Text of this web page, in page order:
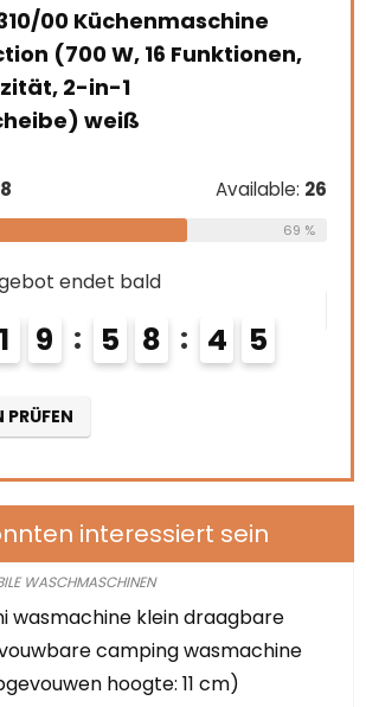
grau
Sold:21
dich! Angebot endet bald
2 1 9 5 4
interessiert sein
WASCHMASCHINEN
wasmachine klein draagbare
camping wasmachine
hoogte: 11 cm)